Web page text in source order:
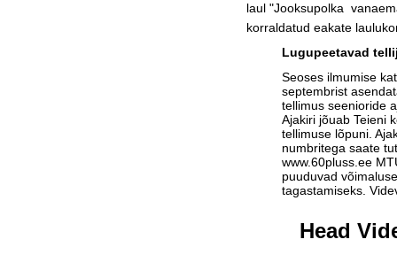
laul "Jooksupolka 
korraldatud eakate
Lugupeetavad
Seoses ilmumise
septembrist
tellimus seenioride
Ajakiri jõuab Teieni
tellimuse lõpuni.
numbritega saate
www.60pluss.ee
puuduvad
tagastamiseks.
Head